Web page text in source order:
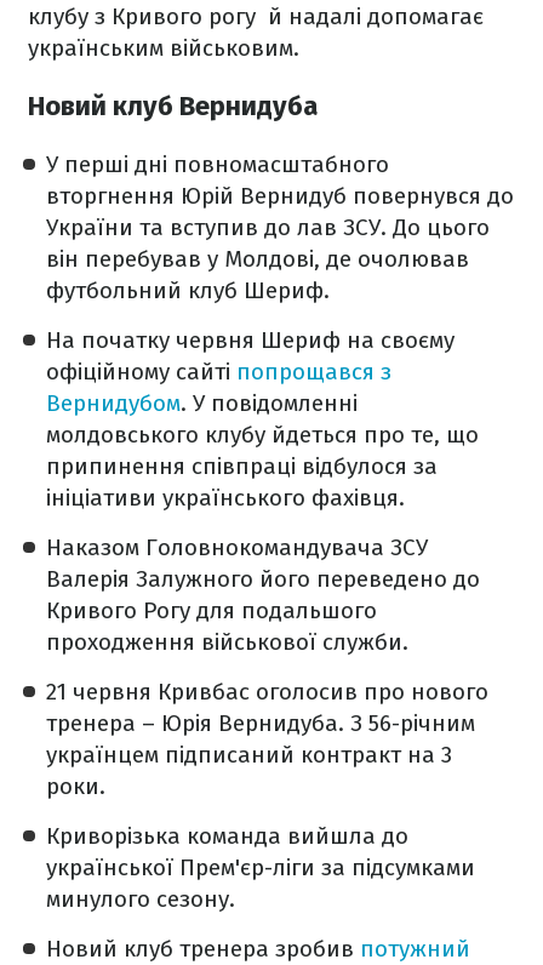
клубу з Кривого рогу й надалі допомагає
українським військовим.
Новий клуб Вернидуба
У перші дні повномасштабного
вторгнення Юрій Вернидуб повернувся до
України та вступив до лав ЗСУ. До цього
він перебував у Молдові, де очолював
футбольний клуб Шериф.
На початку червня Шериф на своєму
офіційному сайті попрощався з
Вернидубом. У повідомленні
молдовського клубу йдеться про те, що
припинення співпраці відбулося за
ініціативи українського фахівця.
Наказом Головнокомандувача ЗСУ
Валерія Залужного його переведено до
Кривого Рогу для подальшого
проходження військової служби.
21 червня Кривбас оголосив про нового
тренера – Юрія Вернидуба. З 56-річним
українцем підписаний контракт на 3
роки.
Криворізька команда вийшла до
української Прем'єр-ліги за підсумками
минулого сезону.
Новий клуб тренера зробив потужний